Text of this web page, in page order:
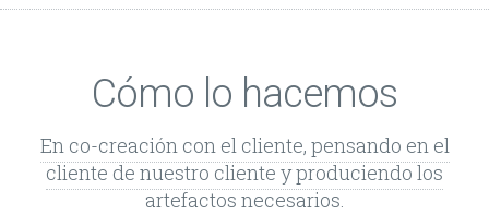
Cómo lo hacemos
En co-creación con el cliente, pensando en el
cliente de nuestro cliente y produciendo los
artefactos necesarios.